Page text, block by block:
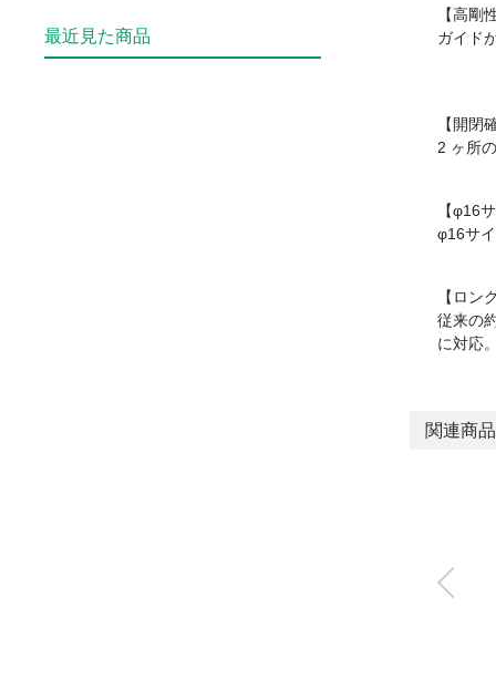
【高剛
ガイド
【開閉
2 ヶ所
【φ16
φ16サ
【ロン
従来の
に対
関連商品
最近見た商品